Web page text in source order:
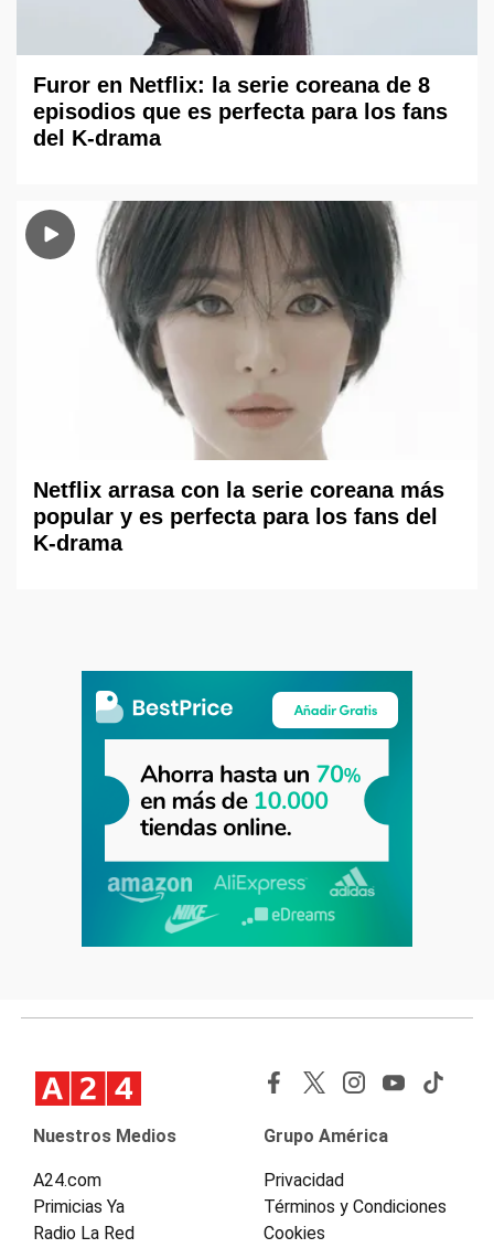
Furor en Netflix: la serie coreana de 8
episodios que es perfecta para los fans
del K-drama
Netflix arrasa con la serie coreana más
popular y es perfecta para los fans del
K-drama
Nuestros Medios
A24.com
Primicias Ya
Radio La Red
Grupo América
Privacidad
Términos y Condiciones
Cookies